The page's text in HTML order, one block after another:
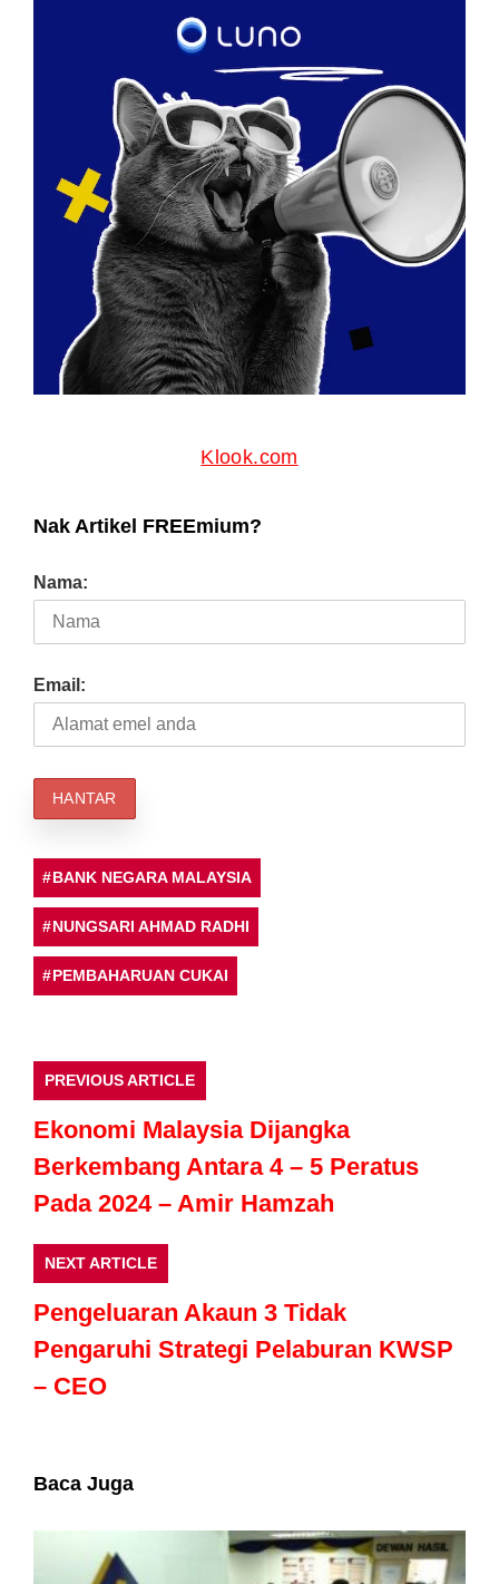
Klook.com
Nak Artikel FREEmium?
Nama:
Email:
BANK NEGARA MALAYSIA
NUNGSARI AHMAD RADHI
PEMBAHARUAN CUKAI
PREVIOUS ARTICLE
Ekonomi Malaysia Dijangka
Berkembang Antara 4 – 5 Peratus
Pada 2024 – Amir Hamzah
NEXT ARTICLE
Pengeluaran Akaun 3 Tidak
Pengaruhi Strategi Pelaburan KWSP
– CEO
Baca Juga